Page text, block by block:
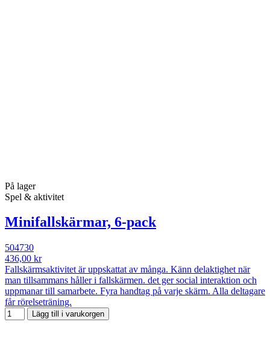
På lager
Spel & aktivitet
Minifallskärmar, 6-pack
504730
436,00 kr
Fallskärmsaktivitet är uppskattat av många. Känn delaktighet när
man tillsammans håller i fallskärmen. det ger social interaktion och
uppmanar till samarbete. Fyra handtag på varje skärm. Alla deltagare
får rörelseträning.
Lägg till i varukorgen